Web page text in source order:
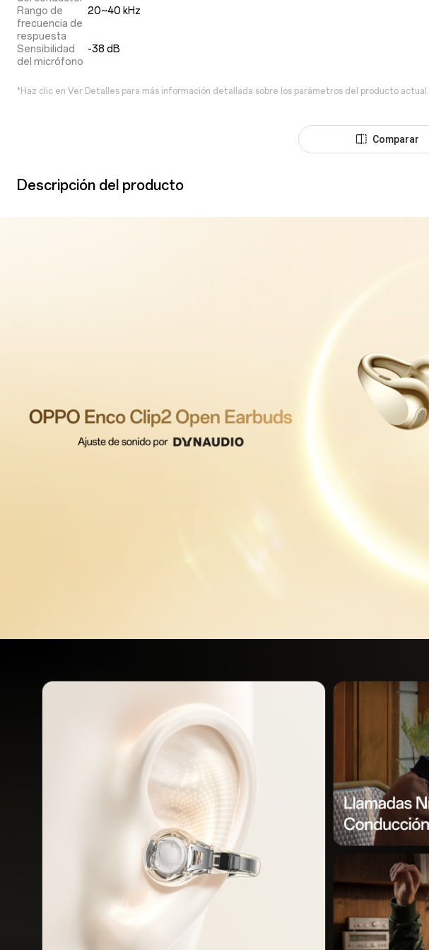
Rango de
frecuencia de
respuesta
20~40 kHz
Sensibilidad
del micrófono
-38 dB
*Haz clic en Ver Detalles para más información detallada sobre los parámetros del producto actual.
Comparar
Descripción del producto